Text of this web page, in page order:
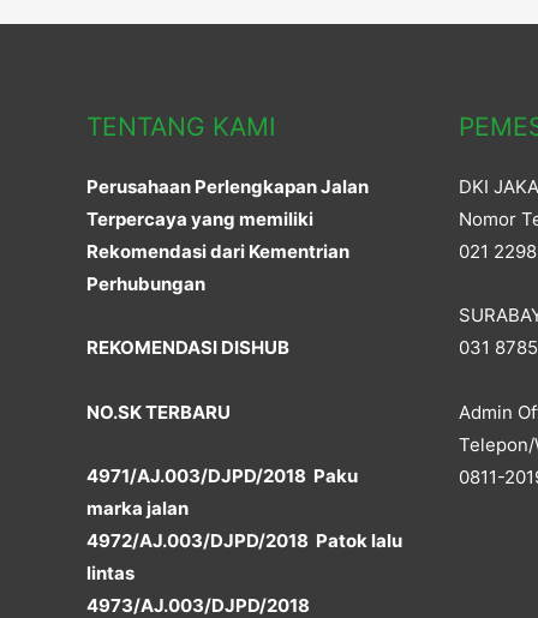
TENTANG KAMI
Perusahaan Perlengkapan Jalan
Terpercaya yang memiliki
Rekomendasi dari Kementrian
Perhubungan
REKOMENDASI DISHUB
NO.SK TERBARU
4971/AJ.003/DJPD/2018 Paku
marka jalan
4972/AJ.003/DJPD/2018 Patok lalu
lintas
4973/AJ.003/DJPD/2018
DKI
Nomor
021
031
Admin
Telepon/
0811-